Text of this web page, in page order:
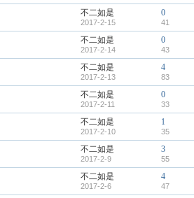
不二如是
2017-2-15
0
41
不二如是
2017-2-14
0
43
不二如是
2017-2-13
4
83
不二如是
2017-2-11
0
33
不二如是
2017-2-10
1
35
不二如是
2017-2-9
3
55
不二如是
2017-2-6
4
47